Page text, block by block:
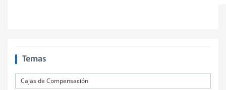
Temas
Cajas de Compensación